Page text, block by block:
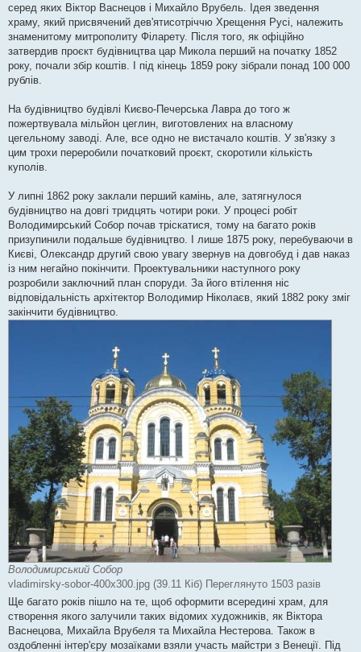
серед яких Віктор Васнецов і Михайло Врубель. Ідея зведення
храму, який присвячений дев'ятисотріччю Хрещення Русі, належить
знаменитому митрополиту Філарету. Після того, як офіційно
затвердив проєкт будівництва цар Микола перший на початку 1852
року, почали збір коштів. І під кінець 1859 року зібрали понад 100 000
рублів.
На будівництво будівлі Києво-Печерська Лавра до того ж
пожертвувала мільйон цеглин, виготовлених на власному
цегельному заводі. Але, все одно не вистачало коштів. У зв'язку з
цим трохи переробили початковий проєкт, скоротили кількість
куполів.
У липні 1862 року заклали перший камінь, але, затягнулося
будівництво на довгі тридцять чотири роки. У процесі робіт
Володимирський Собор почав тріскатися, тому на багато років
призупинили подальше будівництво. І лише 1875 року, перебуваючи в
Києві, Олександр другий свою увагу звернув на довгобуд і дав наказ
із ним негайно покінчити. Проектувальники наступного року
розробили заключний план споруди. За його втілення ніс
відповідальність архітектор Володимир Ніколаєв, який 1882 року зміг
закінчити будівництво.
Володимирський Собор
vladimirsky-sobor-400x300.jpg (39.11 Кіб) Переглянуто 1503 разів
Ще багато років пішло на те, щоб оформити всередині храм, для
створення якого залучили таких відомих художників, як Віктора
Васнецова, Михайла Врубеля та Михайла Нестерова. Також в
оздобленні інтер'єру мозаїками взяли участь майстри з Венеції. Під